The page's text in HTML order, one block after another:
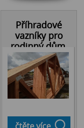
Příhradové
vazníky pro
rodinný dům,
Luka ...